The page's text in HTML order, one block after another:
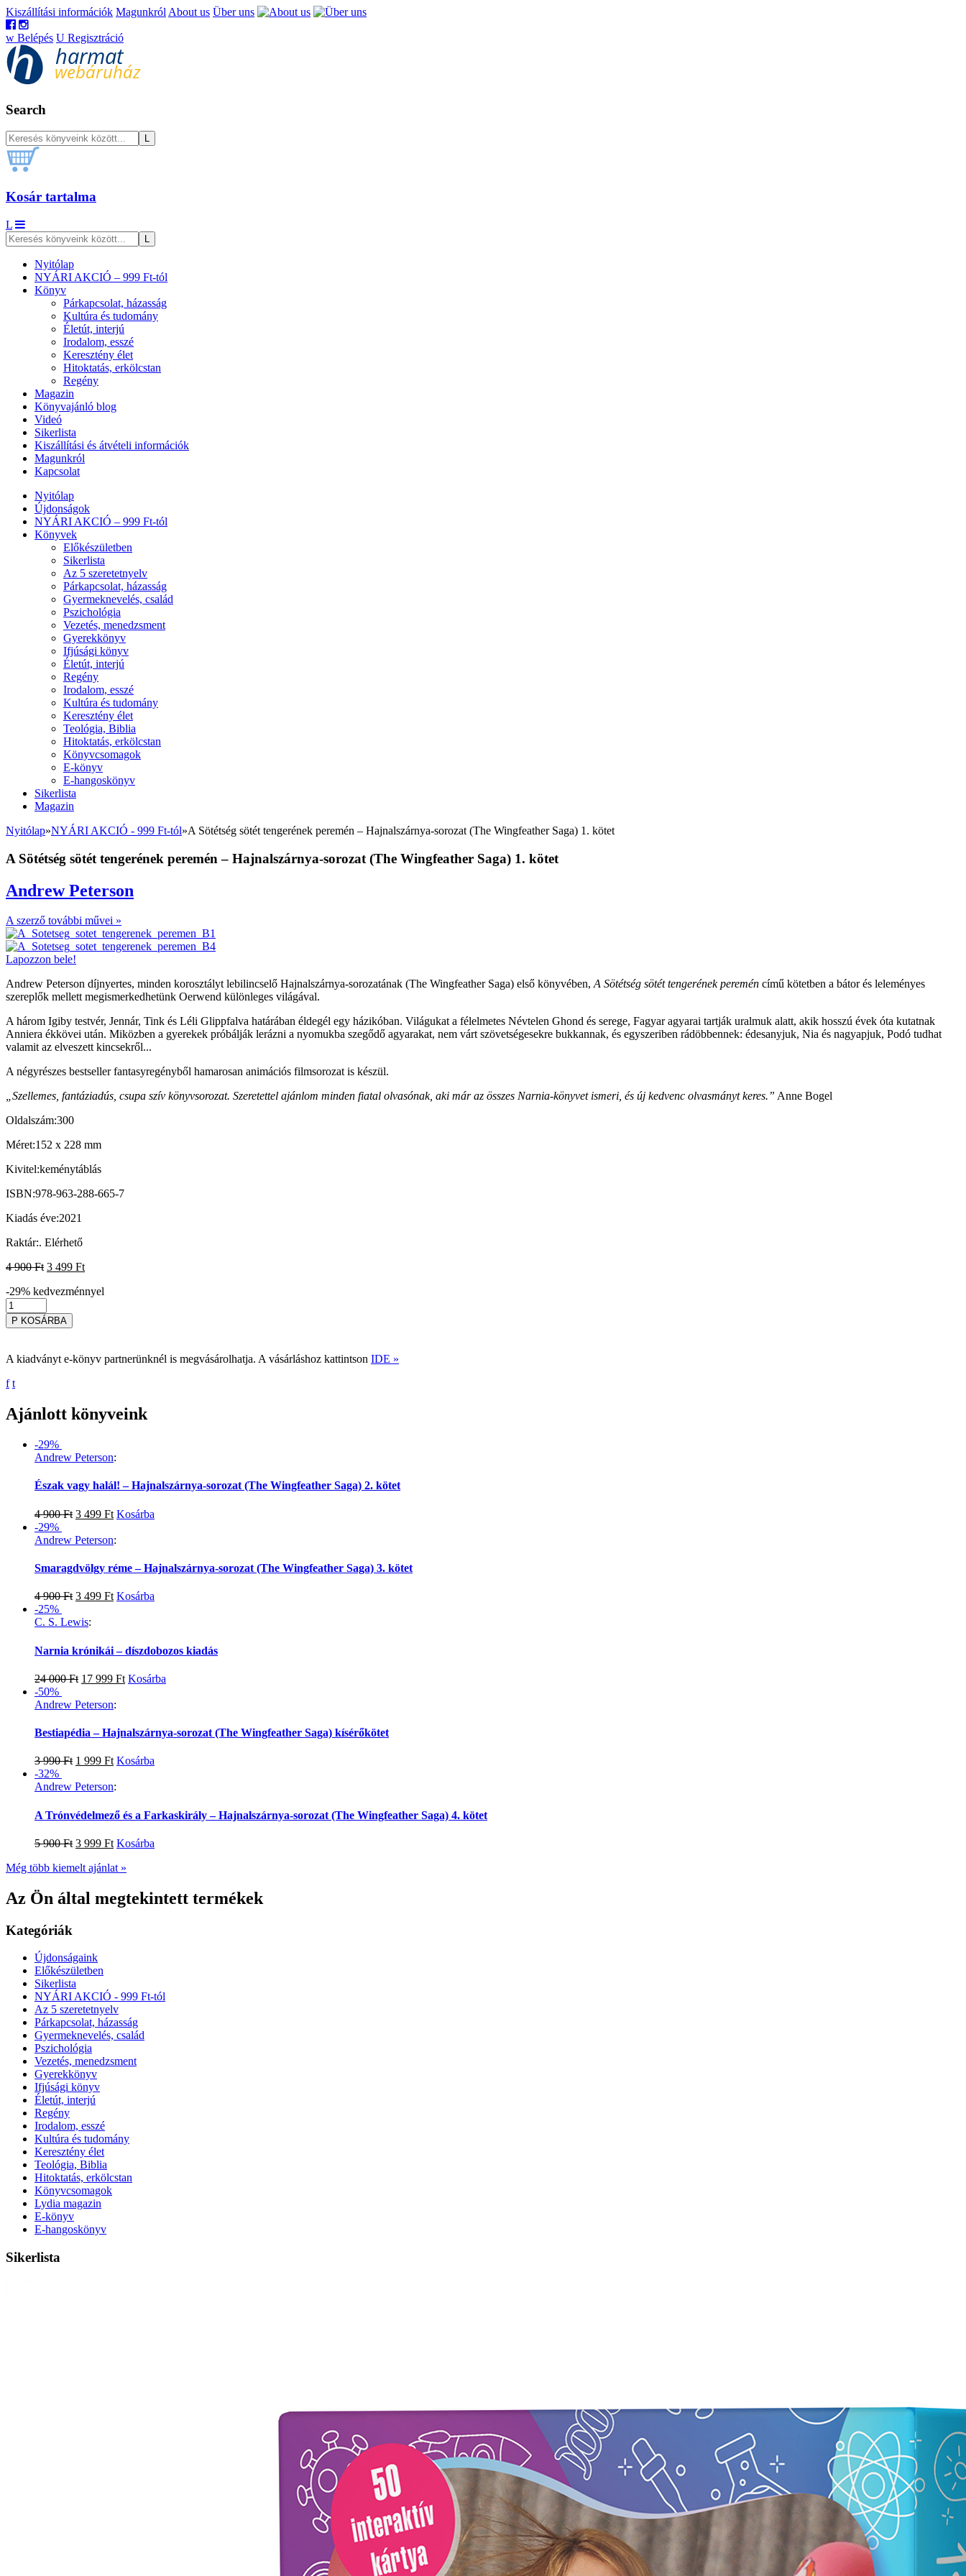
Kiszállítási információk Magunkról About us Über uns
w Belépés U Regisztráció
Search
Kosár tartalma
L
Nyitólap
NYÁRI AKCIÓ – 999 Ft-tól
Könyv
Párkapcsolat, házasság
Kultúra és tudomány
Életút, interjú
Irodalom, esszé
Keresztény élet
Hitoktatás, erkölcstan
Regény
Magazin
Könyvajánló blog
Videó
Sikerlista
Kiszállítási és átvételi információk
Magunkról
Kapcsolat
Nyitólap
Újdonságok
NYÁRI AKCIÓ – 999 Ft-tól
Könyvek
Előkészületben
Sikerlista
Az 5 szeretetnyelv
Párkapcsolat, házasság
Gyermeknevelés, család
Pszichológia
Vezetés, menedzsment
Gyerekkönyv
Ifjúsági könyv
Életút, interjú
Regény
Irodalom, esszé
Kultúra és tudomány
Keresztény élet
Teológia, Biblia
Hitoktatás, erkölcstan
Könyvcsomagok
E-könyv
E-hangoskönyv
Sikerlista
Magazin
Nyitólap»NYÁRI AKCIÓ - 999 Ft-tól»A Sötétség sötét tengerének peremén – Hajnalszárnya-sorozat (The Wingfeather Saga) 1. kötet
A Sötétség sötét tengerének peremén – Hajnalszárnya-sorozat (The Wingfeather Saga) 1. kötet
Andrew Peterson
A szerző további művei »
Lapozzon bele!
Andrew Peterson díjnyertes, minden korosztályt lebilincselő Hajnalszárnya-sorozatának (The Wingfeather Saga) első könyvében,A Sötétség sötét tengerének peremén című kötetben a bátor és leleményes
szereplők mellett megismerkedhetünk Oerwend különleges világával.
A három Igiby testvér, Jennár, Tink és Léli Glippfalva határában éldegél egy házikóban. Világukat a félelmetes Névtelen Ghond és serege, Fagyar agyarai tartják uralmuk alatt, akik hosszú évek óta kutatnak
Anniera ékkövei után. Miközben a gyerekek próbálják lerázni a nyomukba szegődő agyarakat, nem várt szövetségesekre bukkannak, és egyszeriben rádöbbennek: édesanyjuk, Nia és nagyapjuk, Podó tudhat
valamit az elveszett kincsekről...
A négyrészes bestseller fantasyregényből hamarosan animációs filmsorozat is készül.
„Szellemes, fantáziadús, csupa szív könyvsorozat. Szeretettel ajánlom minden fiatal olvasónak, aki már az összes Narnia-könyvet ismeri, és új kedvenc olvasmányt keres.” Anne Bogel
Oldalszám:300
Méret:152 x 228 mm
Kivitel:keménytáblás
ISBN:978-963-288-665-7
Kiadás éve:2021
Raktár:. Elérhető
4 900Ft 3 499 Ft
-29% kedvezménnyel
P KOSÁRBA
A kiadványt e-könyv partnerünknél is megvásárolhatja. A vásárláshoz kattintson IDE »
f t
Ajánlott könyveink
-29%
Andrew Peterson:
Észak vagy halál! – Hajnalszárnya-sorozat (The Wingfeather Saga) 2. kötet
4 900Ft 3 499 Ft Kosárba
-29%
Andrew Peterson:
Smaragdvölgy réme – Hajnalszárnya-sorozat (The Wingfeather Saga) 3. kötet
4 900Ft 3 499 Ft Kosárba
-25%
C. S. Lewis:
Narnia krónikái – díszdobozos kiadás
24 000Ft 17 999 Ft Kosárba
-50%
Andrew Peterson:
Bestiapédia – Hajnalszárnya-sorozat (The Wingfeather Saga) kísérőkötet
3 990Ft 1 999 Ft Kosárba
-32%
Andrew Peterson:
A Trónvédelmező és a Farkaskirály – Hajnalszárnya-sorozat (The Wingfeather Saga) 4. kötet
5 900Ft 3 999 Ft Kosárba
Még több kiemelt ajánlat »
Az Ön által megtekintett termékek
Kategóriák
Újdonságaink
Előkészületben
Sikerlista
NYÁRI AKCIÓ - 999 Ft-tól
Az 5 szeretetnyelv
Párkapcsolat, házasság
Gyermeknevelés, család
Pszichológia
Vezetés, menedzsment
Gyerekkönyv
Ifjúsági könyv
Életút, interjú
Regény
Irodalom, esszé
Kultúra és tudomány
Keresztény élet
Teológia, Biblia
Hitoktatás, erkölcstan
Könyvcsomagok
Lydia magazin
E-könyv
E-hangoskönyv
Sikerlista